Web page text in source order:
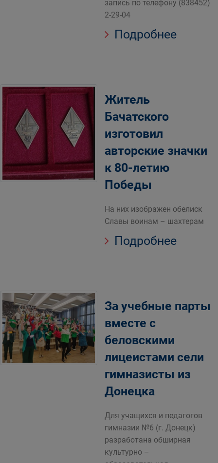
запись по телефону (838452)
2-29-04
Подробнее
Житель
Бачатского
изготовил
авторские значки
к 80-летию
Победы
На них изображен обелиск
Славы воинам – шахтерам
Подробнее
За учебные парты
вместе с
беловскими
лицеистами сели
гимназисты из
Донецка
Для учащихся и педагогов
гимназии №6 (г. Донецк)
разработана обширная
культурно –